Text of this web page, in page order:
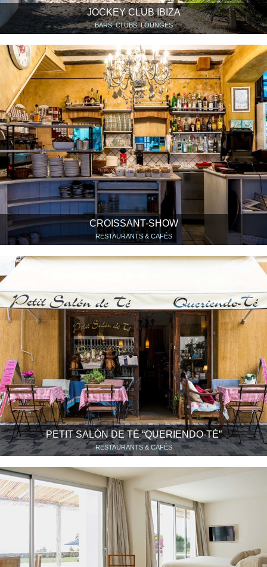
JOCKEY CLUB IBIZA
BARS, CLUBS, LOUNGES
CROISSANT-SHOW
RESTAURANTS & CAFÉS
PETIT SALÓN DE TÉ “QUERIENDO-TÉ”
RESTAURANTS & CAFÉS